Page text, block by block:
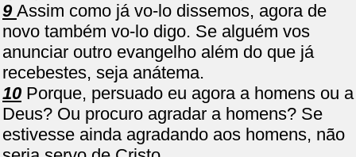
9 Assim como já vo-lo dissemos, agora de
novo também vo-lo digo. Se alguém vos
anunciar outro evangelho além do que já
recebestes, seja anátema.
10 Porque, persuado eu agora a homens ou a
Deus? Ou procuro agradar a homens? Se
estivesse ainda agradando aos homens, não